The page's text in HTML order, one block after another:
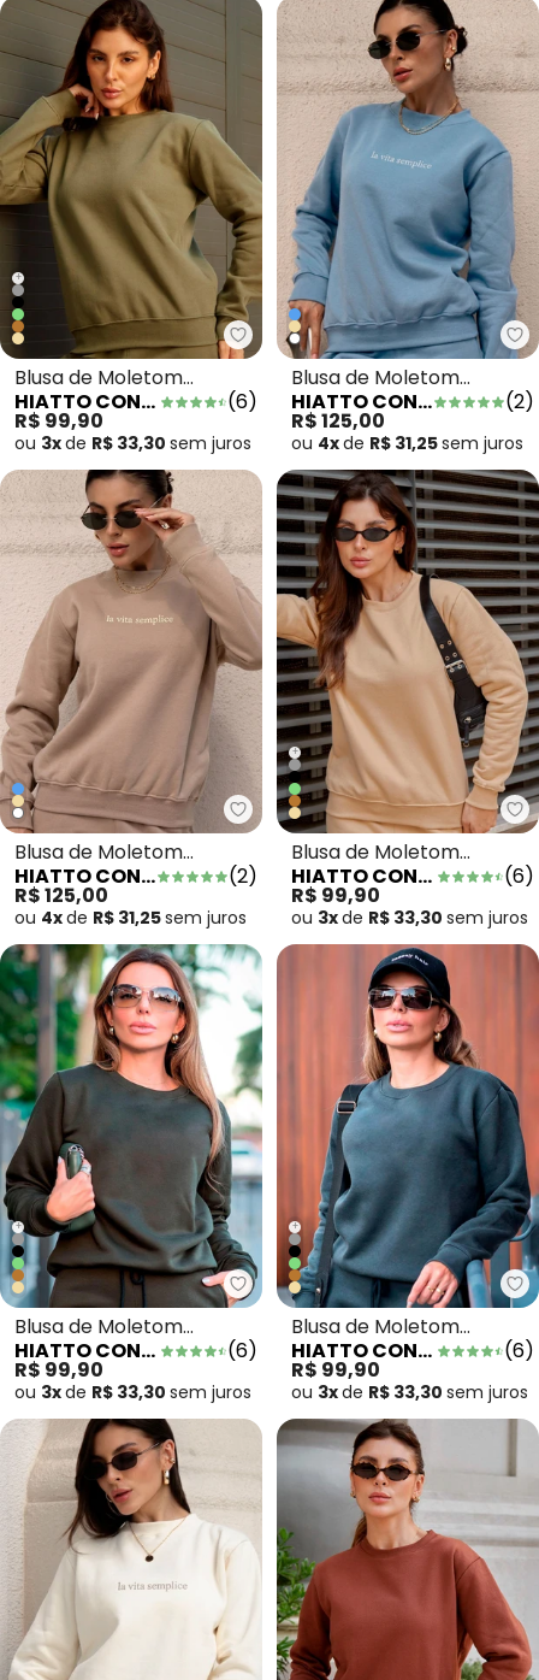
+
Hiatto Confecção - Blusa de
Blusa de Moletom
Peluciado Feminino
Verde
HIATTO CONFECÇÃO (6)
R$ 99,90
ou 3xde R$ 33,30 sem juros
Blusa de Moletom
Feminino La Vita
Semplice Azul
HIATTO CONFECÇÃO (2)
R$ 125,00
ou 4xde R$ 31,25sem juros
Hiatto Confecção - Blusa de
Blusa de Moletom
Feminino La Vita
Semplice Caqui
HIATTO CONFECÇÃO (2)
R$ 125,00
ou 4xde R$ 31,25sem juros
+
Blusa de Moletom
Peluciado Feminino Bege
HIATTO CONFECÇÃO (6)
R$ 99,90
ou 3xde R$ 33,30 sem juros
+
Hiatto Confecção - Blusa de
Blusa de Moletom
Peluciado Fem Verde
Oliva
HIATTO CONFECÇÃO (6)
R$ 99,90
ou 3xde R$ 33,30 sem juros
+
Blusa de Moletom
Peluciado Fem Grafite
HIATTO CONFECÇÃO (6)
R$ 99,90
ou 3xde R$ 33,30 sem juros